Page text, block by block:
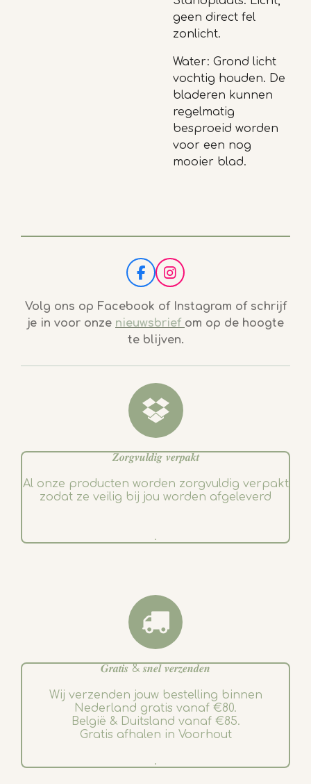
geen direct fel
zonlicht.
Water: Grond licht
vochtig houden. De
bladeren kunnen
regelmatig
besproeid worden
voor een nog
mooier blad.
F
a
c
b
o
k
I
n
s
t
a
g
a
Volg ons op Facebook of Instagram of schrijf
je in voor onze nieuwsbrief om op de hoogte
te blijven.
𝒁𝒐𝒓𝒈𝒗𝒖𝒍𝒅𝒊𝒈 𝒗𝒆𝒓𝒑𝒂𝒌𝒕
Al onze producten worden zorgvuldig verpakt
zodat ze veilig bij jou worden afgeleverd
.
𝑮𝒓𝒂𝒕𝒊𝒔 & 𝒔𝒏𝒆𝒍 𝒗𝒆𝒓𝒛𝒆𝒏𝒅𝒆𝒏
Wij verzenden jouw bestelling binnen
Nederland gratis vanaf €80.
België & Duitsland vanaf €85.
Gratis afhalen in Voorhout
.